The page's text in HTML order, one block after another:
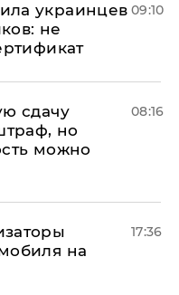
украинцев
не
09:10
сдачу
но
можно
08:16
на
17:36